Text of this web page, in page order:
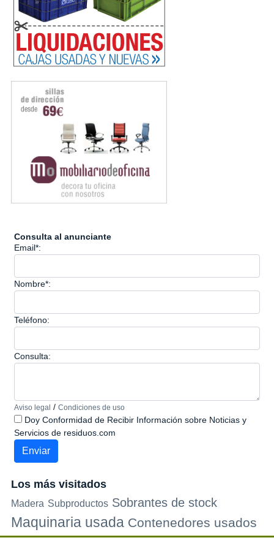
Consulta al anunciante
Email*:
Nombre*:
Teléfono:
Consulta:
Aviso legal / Condiciones de uso
Doy Conformidad de Recibir Información sobre Noticias y
Servicios de residuos.com
Los más visitados
Madera Subproductos Sobrantes de stock
Maquinaria usada Contenedores usados